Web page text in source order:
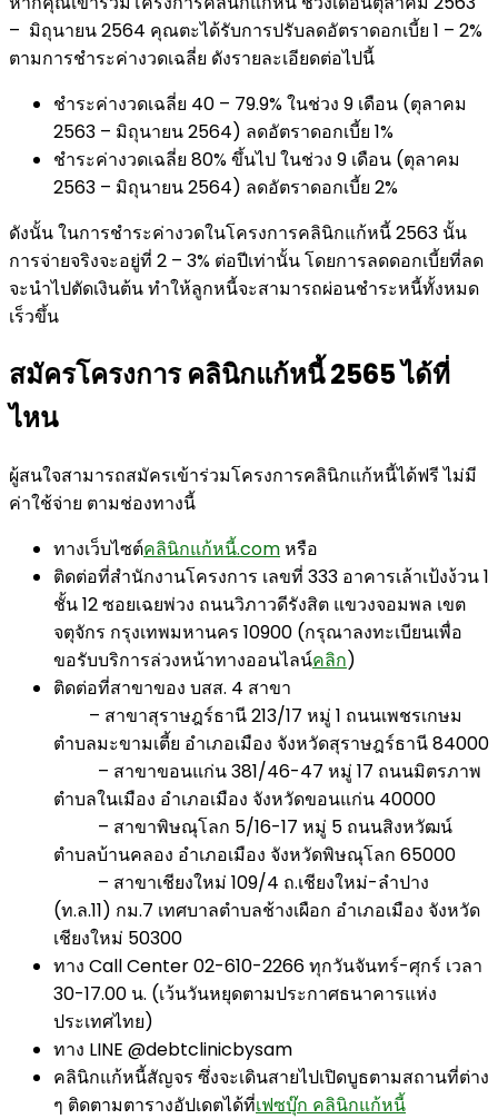
– มิถุนายน 2564 คุณตะได้รับการปรับลดอัตราดอกเบี้ย 1 – 2%
ตามการชำระค่างวดเฉลี่ย ดังรายละเอียดต่อไปนี้
ชำระค่างวดเฉลี่ย 40 – 79.9% ในช่วง 9 เดือน (ตุลาคม
2563 – มิถุนายน 2564) ลดอัตราดอกเบี้ย 1%
ชำระค่างวดเฉลี่ย 80% ขึ้นไป ในช่วง 9 เดือน (ตุลาคม
2563 – มิถุนายน 2564) ลดอัตราดอกเบี้ย 2%
ดังนั้น ในการชำระค่างวดในโครงการคลินิกแก้หนี้ 2563 นั้น
การจ่ายจริงจะอยู่ที่ 2 – 3% ต่อปีเท่านั้น โดยการลดดอกเบี้ยที่ลด
จะนำไปตัดเงินต้น ทำให้ลูกหนี้จะสามารถผ่อนชำระหนี้ทั้งหมด
เร็วขึ้น
สมัครโครงการ คลินิกแก้หนี้ 2565 ได้ที่
ไหน
ผู้สนใจสามารถสมัครเข้าร่วมโครงการคลินิกแก้หนี้ได้ฟรี ไม่มี
ค่าใช้จ่าย ตามช่องทางนี้
ทางเว็บไซต์คลินิกแก้หนี้.comหรือ
ติดต่อที่สำนักงานโครงการ เลขที่ 333 อาคารเล้าเป้งง้วน 1
ชั้น 12 ซอยเฉยพ่วง ถนนวิภาวดีรังสิต แขวงจอมพล เขต
จตุจักร กรุงเทพมหานคร 10900 (กรุณาลงทะเบียนเพื่อ
ขอรับบริการล่วงหน้าทางออนไลน์คลิก)
ติดต่อที่สาขาของ บสส. 4 สาขา
– สาขาสุราษฎร์ธานี 213/17 หมู่ 1 ถนนเพชรเกษม
ตำบลมะขามเตี้ย อำเภอเมือง จังหวัดสุราษฎร์ธานี 84000
– สาขาขอนแก่น 381/46-47 หมู่ 17 ถนนมิตรภาพ
ตำบลในเมือง อำเภอเมือง จังหวัดขอนแก่น 40000
– สาขาพิษณุโลก 5/16-17 หมู่ 5 ถนนสิงหวัฒน์
ตำบลบ้านคลอง อำเภอเมือง จังหวัดพิษณุโลก 65000
– สาขาเชียงใหม่ 109/4 ถ.เชียงใหม่-ลำปาง
(ท.ล.11) กม.7 เทศบาลตำบลช้างเผือก อำเภอเมือง จังหวัด
เชียงใหม่ 50300
ทาง Call Center 02-610-2266 ทุกวันจันทร์-ศุกร์ เวลา
30-17.00 น. (เว้นวันหยุดตามประกาศธนาคารแห่ง
ประเทศไทย)
ทาง LINE @debtclinicbysam
คลินิกแก้หนี้สัญจร ซึ่งจะเดินสายไปเปิดบูธตามสถานที่ต่าง
ๆ ติดตามตารางอัปเดตได้ที่เฟซบุ๊ก คลินิกแก้หนี้